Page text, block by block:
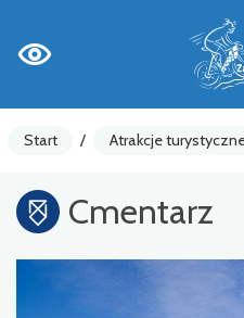
Start / Atrakcje
Cmentarz